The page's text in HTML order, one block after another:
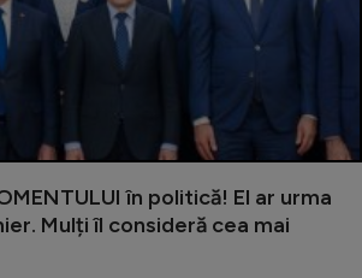
în politică! El ar urma
Mulți îl consideră cea mai